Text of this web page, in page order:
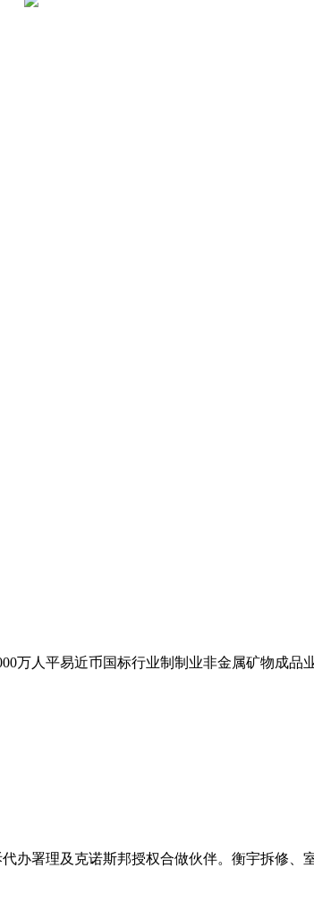
万人平易近币国标行业制制业非金属矿物成品
办署理及克诺斯邦授权合做伙伴。衡宇拆修、